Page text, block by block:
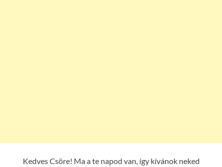
Kedves Csöre! Ma a te napod van, így kívánok neked